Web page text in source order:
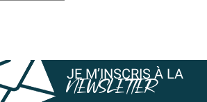
JE M’INSCRIS À LA
NEWSLETTER